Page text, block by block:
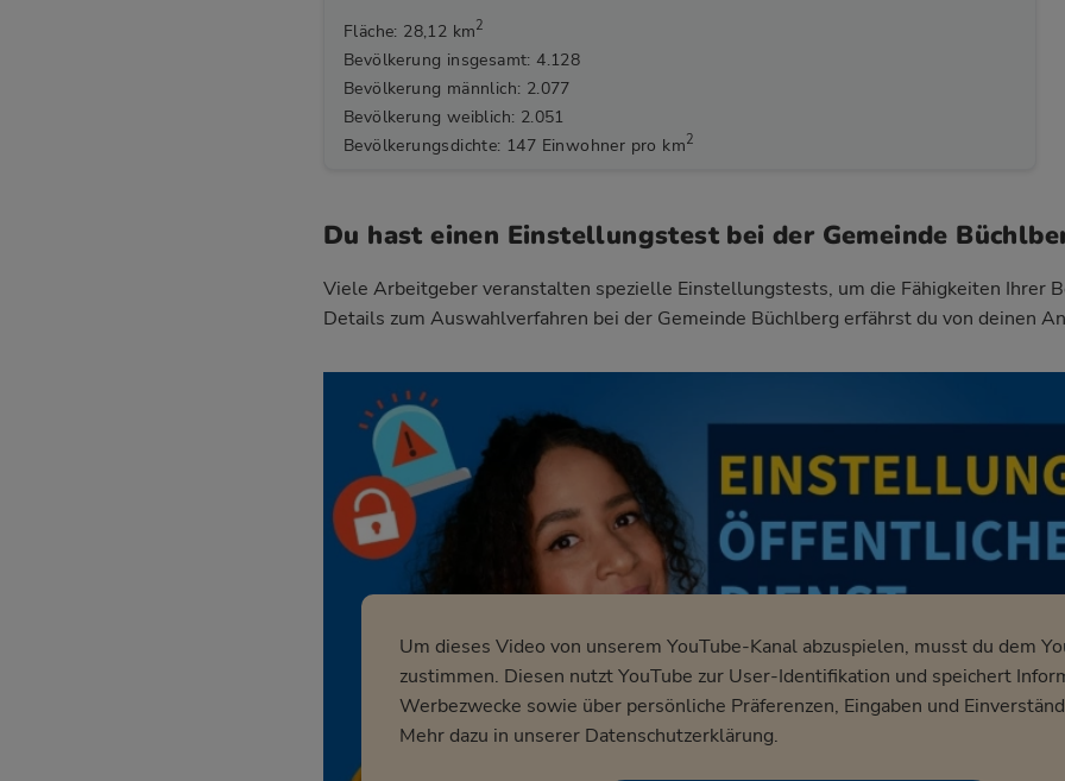
Fläche: 28,12 km2
Bevölkerung insgesamt: 4.128
Bevölkerung männlich: 2.077
Bevölkerung weiblich: 2.051
Bevölkerungsdichte: 147 Einwohner pro km2
Du hast einen Einstellungstest bei der Gemeinde
Viele Arbeitgeber veranstalten spezielle Einstellungstests, um die Fähigkeiten Ihrer
Details zum Auswahlverfahren bei der Gemeinde Büchlberg erfährst du von deinen
Um dieses Video von unserem YouTube-Kanal abzuspielen, musst du dem
zustimmen. Diesen nutzt YouTube zur User-Identifikation und speichert
Werbezwecke sowie über persönliche Präferenzen, Eingaben und
Mehr dazu in unserer Datenschutzerklärung.